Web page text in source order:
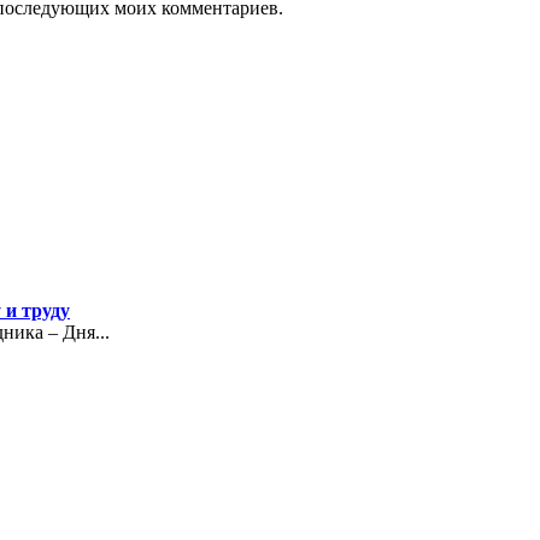
моих комментариев.
труду
– Дня...